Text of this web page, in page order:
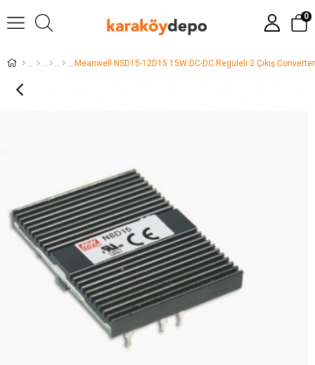
0
Meanwell NSD15-12D15 15W DC-DC Regüleli 2 Çıkış Converter